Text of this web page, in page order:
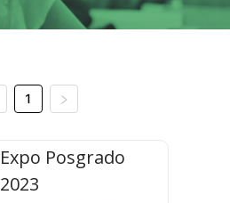
1
Expo Posgrado
2023